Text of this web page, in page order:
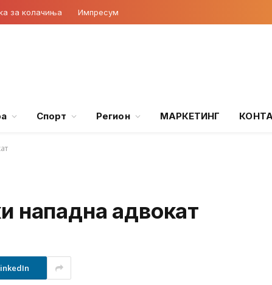
за колачиња Импресум
Спорт Регион МАРКЕТИНГ
нападна адвокат